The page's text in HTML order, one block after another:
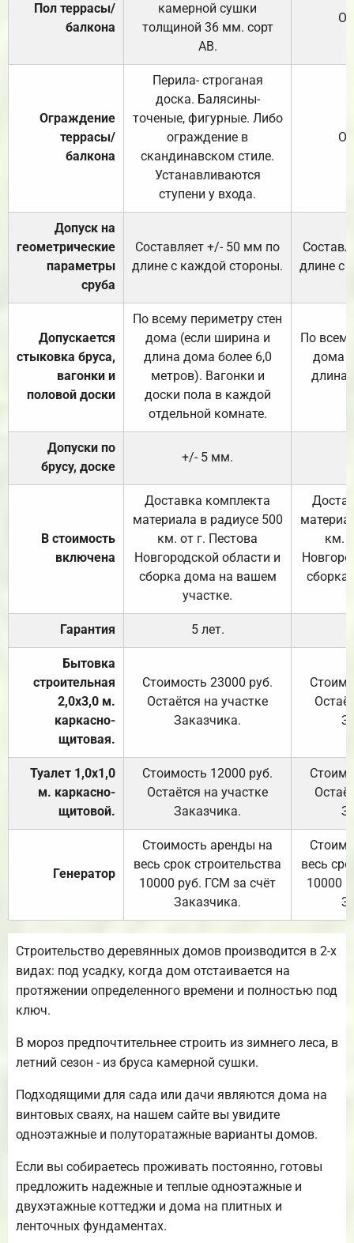
Пол террасы/
балкона
камерной сушки
толщиной 36 мм. сорт
АВ.
Ограждение
террасы/
балкона
Перила- строганая
доска. Балясины-
точеные, фигурные. Либо
ограждение в
скандинавском стиле.
Устанавливаются
ступени у входа.
Допуск на
геометрические
параметры
сруба
Составляет +/- 50 мм по
длине с каждой стороны.
длине с
Допускается
стыковка бруса,
вагонки и
половой доски
По всему периметру стен
дома (если ширина и
длина дома более 6,0
метров). Вагонки и
доски пола в каждой
отдельной комнате.
По
дома
длина
Допуски по
брусу, доске
+/- 5 мм.
В стоимость
включена
Доставка комплекта
материала в радиусе 500
км. от г. Пестова
Новгородской области и
сборка дома на вашем
участке.
км.
Гарантия 5 лет.
Бытовка
строительная
2,0х3,0 м.
каркасно-
щитовая.
Стоимость 23000 руб.
Остаётся на участке
Заказчика.
Туалет 1,0х1,0
м. каркасно-
щитовой.
Стоимость 12000 руб.
Остаётся на участке
Заказчика.
Генератор
Стоимость аренды на
весь срок строительства
10000 руб. ГСМ за счёт
Заказчика.
весь
10000
Строительство деревянных домов производится в 2-х
видах: под усадку, когда дом отстаивается на
протяжении определенного времени и полностью под
ключ.
В мороз предпочтительнее строить из зимнего леса, в
летний сезон - из бруса камерной сушки.
Подходящими для сада или дачи являются дома на
винтовых сваях, на нашем сайте вы увидите
одноэтажные и полуторатажные варианты домов.
Если вы собираетесь проживать постоянно, готовы
предложить надежные и теплые одноэтажные и
двухэтажные коттеджи и дома на плитных и
ленточных фундаментах.